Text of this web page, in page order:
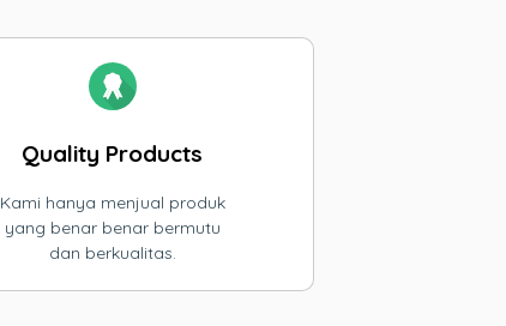
Quality Products
Kami hanya menjual produk
yang benar benar bermutu
dan berkualitas.